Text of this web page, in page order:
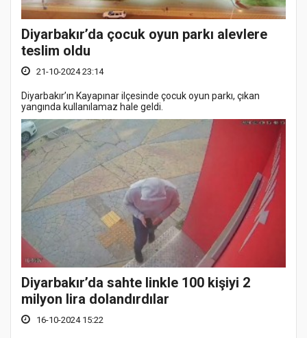
Diyarbakır’da çocuk oyun parkı alevlere
teslim oldu
21-10-2024 23:14
Diyarbakır’ın Kayapınar ilçesinde çocuk oyun parkı, çıkan
yangında kullanılamaz hale geldi.
Diyarbakır’da sahte linkle 100 kişiyi 2
milyon lira dolandırdılar
16-10-2024 15:22